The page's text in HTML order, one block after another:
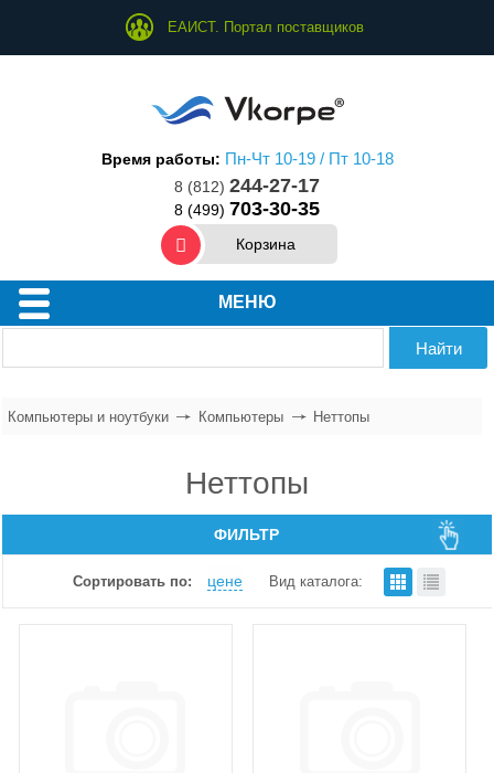
ЕАИСТ. Портал поставщиков
Время работы: Пн-Чт 10-19 / Пт 10-18
8 (812) 244-27-17
8 (499) 703-30-35
Корзина
МЕНЮ
Компьютеры и ноутбуки Компьютеры Неттопы
Неттопы
ФИЛЬТР
Сортировать по: цене Вид каталога: